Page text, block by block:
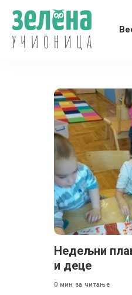
Недељни
и деце
0 мин за читање